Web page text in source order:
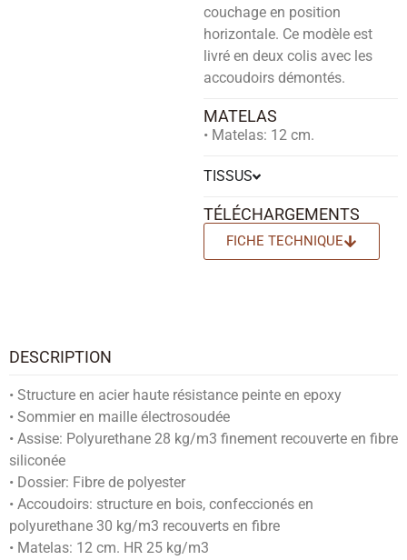
couchage en position
horizontale. Ce modèle est
livré en deux colis avec les
accoudoirs démontés.
MATELAS
• Matelas: 12 cm.
TISSUS
TÉLÉCHARGEMENTS
FICHE TECHNIQUE
DESCRIPTION
• Structure en acier haute résistance peinte en epoxy
• Sommier en maille électrosoudée
• Assise: Polyurethane 28 kg/m3 finement recouverte en fibre
siliconée
• Dossier: Fibre de polyester
• Accoudoirs: structure en bois, confeccionés en
polyurethane 30 kg/m3 recouverts en fibre
• Matelas: 12 cm. HR 25 kg/m3